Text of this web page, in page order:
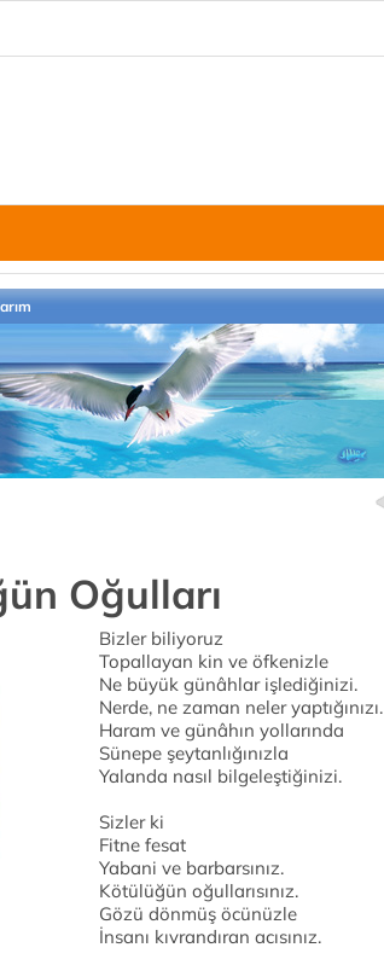
Oğulları
Bizler biliyoruz
Topallayan kin ve öfkenizle
Ne büyük günâhlar işlediğinizi.
Nerde, ne zaman neler yaptığınızı.
Haram ve günâhın yollarında
Sünepe şeytanlığınızla
Yalanda nasıl bilgeleştiğinizi.
Sizler ki
Fitne fesat
Yabani ve barbarsınız.
Kötülüğün oğullarısınız.
Gözü dönmüş öcünüzle
İnsanı kıvrandıran acısınız.